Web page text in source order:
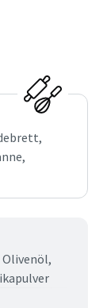
Olivenöl,